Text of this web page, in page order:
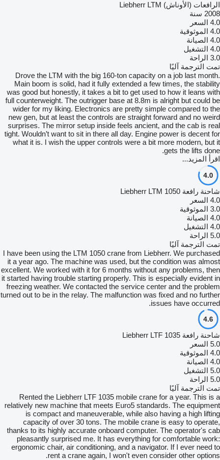
الرافعات (الأوناش) Liebherr LTM
2008 سنة
4.0 السعر
4.0 الموثوقية
4.0 الصيانة
4.0 التشغيل
3.0 الراحة
تمت الترجمة آليًا
Drove the LTM with the big 160-ton capacity on a job last month.
Main boom is solid, had it fully extended a few times, the stability
was good but honestly, it takes a bit to get used to how it leans with
full counterweight. The outrigger base at 8.8m is alright but could be
wider for my liking. Electronics are pretty simple compared to the
new gen, but at least the controls are straight forward and no weird
surprises. The mirror setup inside feels ancient, and the cab is real
tight. Wouldn’t want to sit in there all day. Engine power is decent for
what it is. I wish the upper controls were a bit more modern, but it
gets the lifts done.
اقرأ المزيد...
4.0
شاحنة رافعة Liebherr LTM 1050
4.0 السعر
3.0 الموثوقية
4.0 الصيانة
4.0 التشغيل
5.0 الراحة
تمت الترجمة آليًا
I have been using the LTM 1050 crane from Liebherr. We purchased
it a year ago. The machine was used, but the condition was almost
excellent. We worked with it for 6 months without any problems, then
it started having trouble starting properly. This is especially evident in
freezing weather. We contacted the service center and the problem
turned out to be in the relay. The malfunction was fixed and no further
issues have occurred.
4.6
شاحنة رافعة Liebherr LTF 1035
5.0 السعر
4.0 الموثوقية
4.0 الصيانة
5.0 التشغيل
5.0 الراحة
تمت الترجمة آليًا
Rented the Liebherr LTF 1035 mobile crane for a year. This is a
relatively new machine that meets Euro5 standards. The equipment
is compact and maneuverable, while also having a high lifting
capacity of over 30 tons. The mobile crane is easy to operate,
thanks to its highly accurate onboard computer. The operator's cab
pleasantly surprised me. It has everything for comfortable work:
ergonomic chair, air conditioning, and a navigator. If I ever need to
rent a crane again, I won't even consider other options.